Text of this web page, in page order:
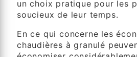
un choix pratique pour les
soucieux de leur temps.
En ce qui concerne les
chaudières à granulé